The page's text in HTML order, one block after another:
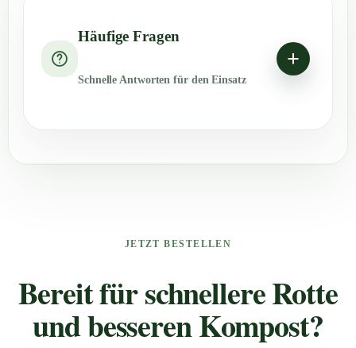
Häufige Fragen
Schnelle Antworten für den Einsatz
JETZT BESTELLEN
Bereit für schnellere Rotte
und besseren Kompost?